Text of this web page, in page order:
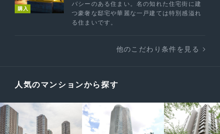
購入
バシーのある住まい。名の知れた住宅街に建
つ豪奢な邸宅や華麗な一戸建ては特別感溢れ
る住まいです。
他のこだわり条件を見る
人気のマンションから探す